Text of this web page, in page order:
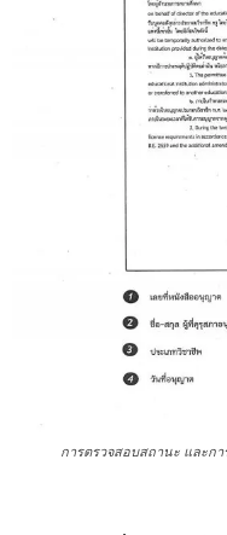
การตรวจสอบสถานะ และก